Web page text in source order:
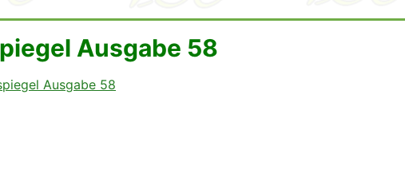
Ausgabe 58
Ausgabe 58